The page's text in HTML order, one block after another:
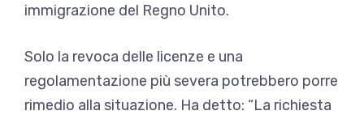
immigrazione del Regno Unito.
Solo la revoca delle licenze e una
regolamentazione più severa potrebbero porre
rimedio alla situazione. Ha detto: “La richiesta